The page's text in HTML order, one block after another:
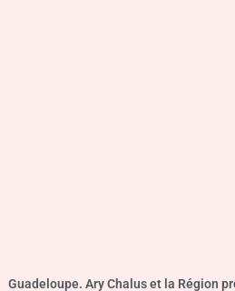
Guadeloupe. Ary Chalus et la Région